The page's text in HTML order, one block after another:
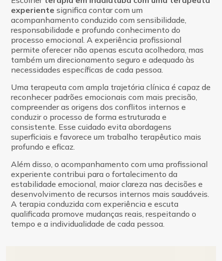
experiente significa contar com um
acompanhamento conduzido com sensibilidade,
responsabilidade e profundo conhecimento do
processo emocional. A experiência profissional
permite oferecer não apenas escuta acolhedora, mas
também um direcionamento seguro e adequado às
necessidades específicas de cada pessoa.
Uma terapeuta com ampla trajetória clínica é capaz de
reconhecer padrões emocionais com mais precisão,
compreender as origens dos conflitos internos e
conduzir o processo de forma estruturada e
consistente. Esse cuidado evita abordagens
superficiais e favorece um trabalho terapêutico mais
profundo e eficaz.
Além disso, o acompanhamento com uma profissional
experiente contribui para o fortalecimento da
estabilidade emocional, maior clareza nas decisões e
desenvolvimento de recursos internos mais saudáveis.
A terapia conduzida com experiência e escuta
qualificada promove mudanças reais, respeitando o
tempo e a individualidade de cada pessoa.